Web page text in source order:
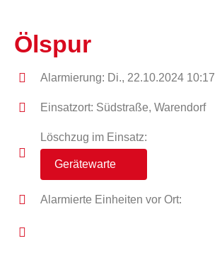
Ölspur
Alarmierung: Di., 22.10.2024 10:17
Einsatzort: Südstraße, Warendorf
Löschzug im Einsatz:
Gerätewarte
Alarmierte Einheiten vor Ort: